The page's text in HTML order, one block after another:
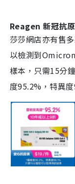
Reagen 新冠抗
莎莎網店亦有售
以檢測到
樣本，只需15分
度95.2%，特異度